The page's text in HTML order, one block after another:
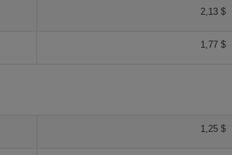
2,13 $
1,77 $
1,25 $